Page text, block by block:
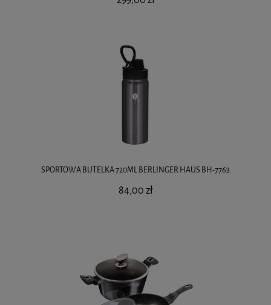
SPORTOWA BUTELKA 720ML BERLINGER HAUS BH-7763
84,00 zł